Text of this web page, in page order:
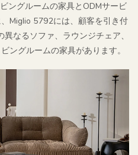
ングルームの家具とODMサービ
Miglio 5792には、顧客を引き付
なるソファ、ラウンジチェア、
ングルームの家具があります。